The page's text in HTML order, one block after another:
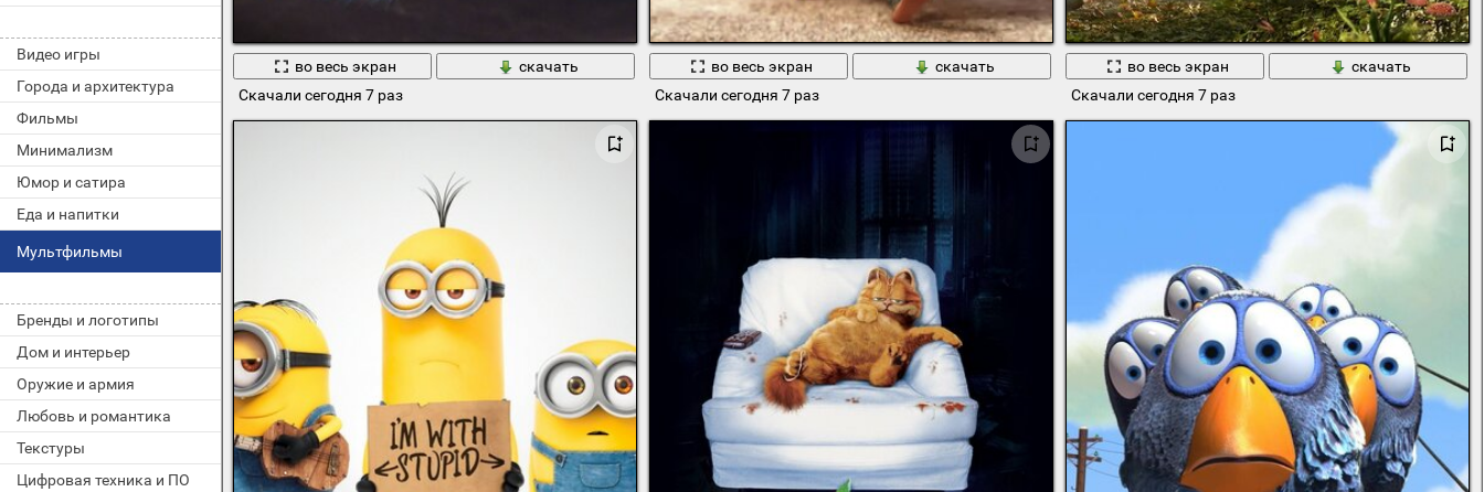
Видео игры
Города и архитектура
Фильмы
Минимализм
Юмор и сатира
Еда и напитки
Мультфильмы
Бренды и логотипы
Дом и интерьер
Оружие и армия
Любовь и романтика
Текстуры
Цифровая техника и ПО
во весь экран
скачать
Скачали сегодня 7 раз
во весь экран
скачать
Скачали сегодня 7 раз
во весь экран
скачать
Скачали сегодня 7 раз